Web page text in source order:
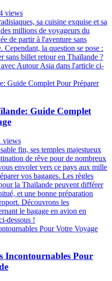
views
sa cuisine exquise et sa
millions de voyageurs du
de partir à l'aventure sans
Cependant, la question se pose :
sans billet retour en Thaïlande ?
Autour Asia dans l'article ci-
Guide Complet
views
fin, ses temples majestueux
de rêve pour de nombreux
envoler vers ce pays aux mille
vos bagages. Les règles
la Thaïlande peuvent différer
et une bonne préparation
Découvrons les
le bagage en avion en
dessous !
Incontournables Pour